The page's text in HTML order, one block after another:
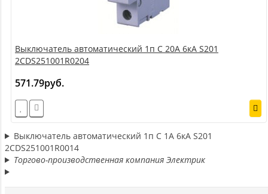
Выключатель автоматический 1п C 20А 6кА S201
2CDS251001R0204
571.79руб.
Выключатель автоматический 1п C 1А 6кА S201
2CDS251001R0014
Торгово-производственная компания Электрик